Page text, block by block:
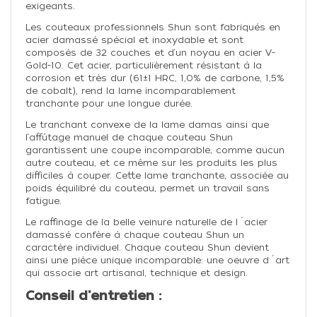
exigeants.
Les couteaux professionnels Shun sont fabriqués en
acier damassé spécial et inoxydable et sont
composés de 32 couches et d‘un noyau en acier V-
Gold-10. Cet acier, particulièrement résistant à la
corrosion et très dur (61±1 HRC, 1,0% de carbone, 1,5%
de cobalt), rend la lame incomparablement
tranchante pour une longue durée.
Le tranchant convexe de la lame damas ainsi que
l‘affûtage manuel de chaque couteau Shun
garantissent une coupe incomparable, comme aucun
autre couteau, et ce même sur les produits les plus
difficiles à couper. Cette lame tranchante, associée au
poids équilibré du couteau, permet un travail sans
fatigue.
Le raffinage de la belle veinure naturelle de l´acier
damassé confère à chaque couteau Shun un
caractère individuel. Chaque couteau Shun devient
ainsi une pièce unique incomparable: une oeuvre d´art
qui associe art artisanal, technique et design.
Conseil d'entretien :